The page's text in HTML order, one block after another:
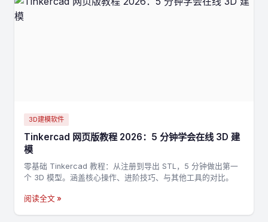
3D建模软件
Tinkercad 网页版教程 2026：5 分钟学会在线 3D 建
模
零基础 Tinkercad 教程：从注册到导出 STL，5 分钟做出第一
个 3D 模型。涵盖核心操作、进阶技巧、与其他工具的对比。
阅读全文 »